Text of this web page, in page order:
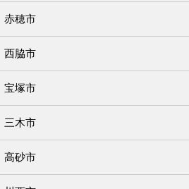
赤穂市
西脇市
宝塚市
三木市
高砂市